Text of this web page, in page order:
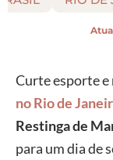
Curte esporte e
no Rio de
Restinga de
para um dia de